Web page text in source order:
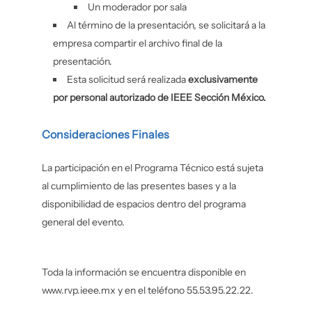
Un moderador por sala
Al término de la presentación, se solicitará a la
empresa compartir el archivo final de la
presentación.
Esta solicitud será realizadaexclusivamente
por personal autorizado de IEEE Sección México.
Consideraciones Finales
La participación en el Programa Técnico está sujeta
al cumplimiento de las presentes bases y a la
disponibilidad de espacios dentro del programa
general del evento.
Toda la información se encuentra disponible en
www.rvp.ieee.mx y en el teléfono 55.53.95.22.22.